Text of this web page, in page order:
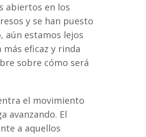
abiertos en los
y se han puesto
aún estamos lejos
eficaz y rinda
sobre cómo será
el movimiento
avanzando. El
a aquellos